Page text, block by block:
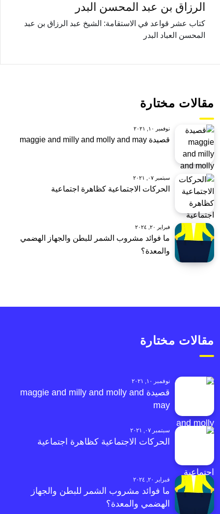
الرزاق بن عبد المحسن البدر
كتاب عشر قواعد في الاستقامة: الشيخ عبد الرزاق بن عبد
المحسن العباد البدر
مقالات مختارة
نوفمبر ١٠, ٢٠٢١
قصيدة maggie and milly and molly and may
سبتمبر ٠٧, ٢٠٢١
الحركات الاجتماعية كظاهرة اجتماعية
فبراير ٢٠, ٢٠٢٤
ما فوائد مشروب الشمر للبطن والجهاز الهضمي
والمعدة؟
مقالات مختارة
نوفمبر ١٠, ٢٠٢١
قصيدة maggie and milly and molly and
may
سبتمبر ٠٧, ٢٠٢١
الحركات الاجتماعية كظاهرة اجتماعية
فبراير ٢٠, ٢٠٢٤
ما فوائد مشروب الشمر للبطن والجهاز
الهضمي والمعدة؟